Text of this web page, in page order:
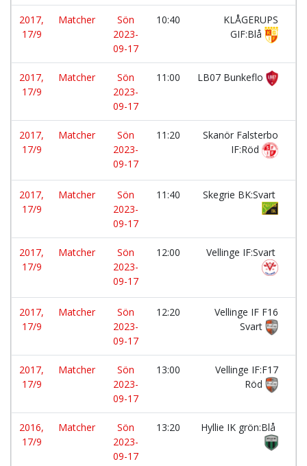
2017,
17/9
Matcher
Sön
2023-
09-17
10:40
KLÅGERUPS
GIF:Blå
2017,
17/9
Matcher
Sön
2023-
09-17
11:00 LB07 Bunkeflo
2017,
17/9
Matcher
Sön
2023-
09-17
11:20
Skanör Falsterbo
IF:Röd
2017,
17/9
Matcher
Sön
2023-
09-17
11:40 Skegrie BK:Svart
2017,
17/9
Matcher
Sön
2023-
09-17
12:00 Vellinge IF:Svart
2017,
17/9
Matcher
Sön
2023-
09-17
12:20
Vellinge IF F16
Svart
2017,
17/9
Matcher
Sön
2023-
09-17
13:00
Vellinge IF:F17
Röd
2016,
17/9
Matcher
Sön
2023-
09-17
13:20 Hyllie IK grön:Blå